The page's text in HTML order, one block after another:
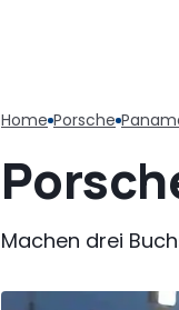
Home Porsche
Machen drei